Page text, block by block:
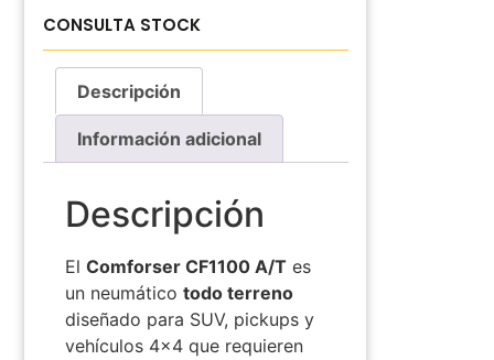
CONSULTA STOCK
Descripción
Información adicional
Descripción
El Comforser CF1100 A/T es
un neumático todo terreno
diseñado para SUV, pickups y
vehículos 4×4 que requieren